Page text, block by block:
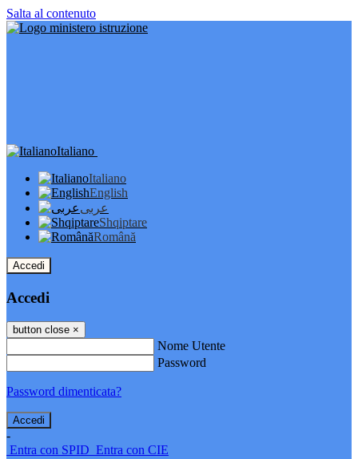
Salta al contenuto
Italiano
Italiano
English
عربى
Shqiptare
Română
Accedi
Accedi
button close ×
Nome Utente
Password
Password dimenticata?
-
Entra con SPID Entra con CIE